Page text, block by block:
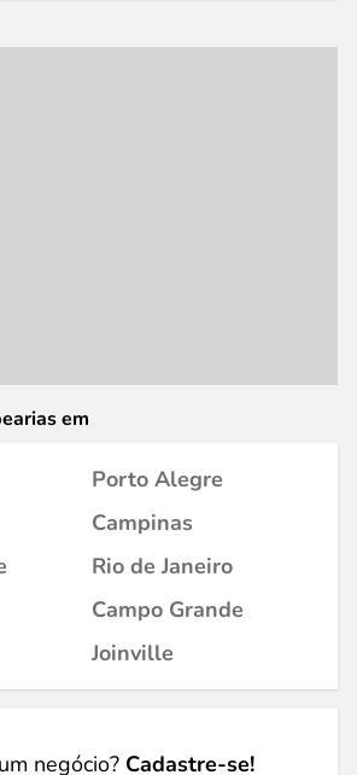
em
Porto Alegre
Campinas
Rio de Janeiro
Campo Grande
Joinville
negócio? Cadastre-se!